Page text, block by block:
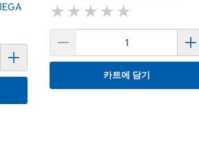
★ ★ ★ ★ ★
★ ★ ★ ★ ★
카트에 담기